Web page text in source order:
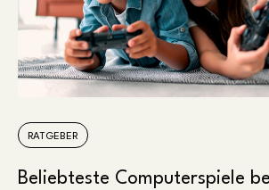
RATGEBER
Beliebteste Computerspiele